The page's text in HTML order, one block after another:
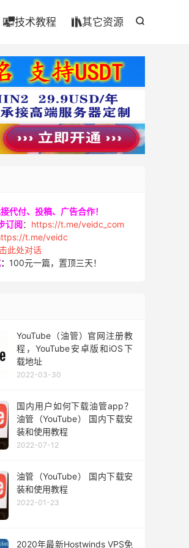

技术教程 其它资源
代付、投稿、广告合作！
订阅： https://t.me/veidc_com
t.me/veidc
此处对话
： 100元一篇，置顶三天！
YouTube（油管）官网注册教
程，YouTube安卓版和iOS下
载地址
2022-03-30
国内用户如何下载油管app？
油管（YouTube） 国内下载安
装和使用教程
2022-07-12
油管（YouTube） 国内下载安
装和使用教程
2022-01-23
2020年最新Hostwinds VPS免